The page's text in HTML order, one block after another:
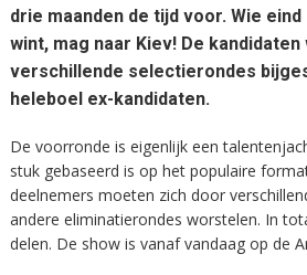
drie maanden de tijd voor. Wie
wint, mag naar Kiev! De
verschillende selectierondes
heleboel ex-kandidaten.
De voorronde is eigenlijk een
stuk gebaseerd is op het populaire
deelnemers moeten zich door
andere eliminatierondes worstelen. In
delen. De show is vanaf vandaag op de